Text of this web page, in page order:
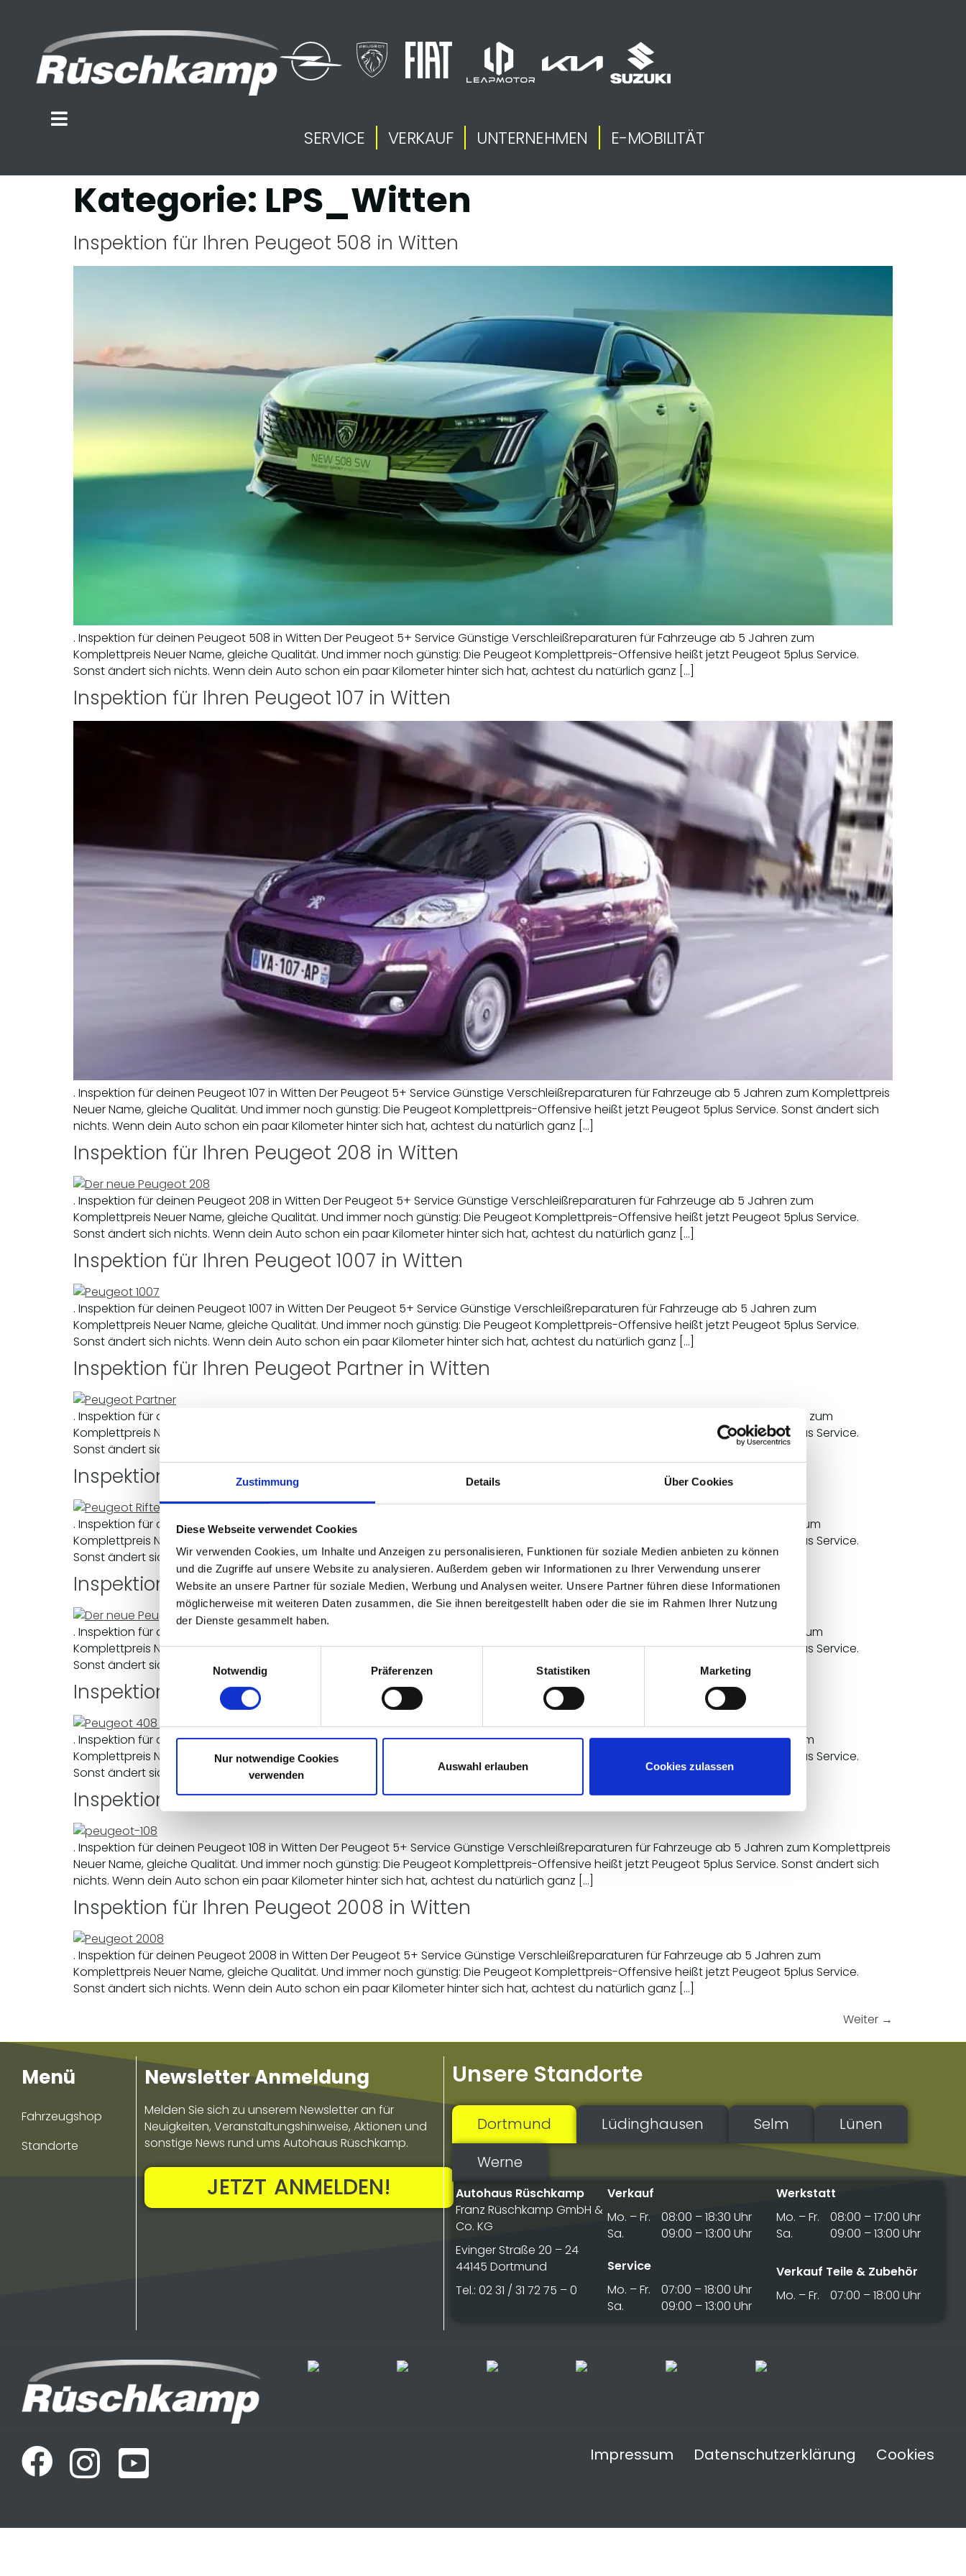
Zustimmung Details Über Cookies
Diese Webseite verwendet Cookies
Wir verwenden Cookies, um Inhalte und Anzeigen zu personalisieren, Funktionen für soziale Medien anbieten zu können
und die Zugriffe auf unsere Website zu analysieren. Außerdem geben wir Informationen zu Ihrer Verwendung unserer
Website an unsere Partner für soziale Medien, Werbung und Analysen weiter. Unsere Partner führen diese Informationen
möglicherweise mit weiteren Daten zusammen, die Sie ihnen bereitgestellt haben oder die sie im Rahmen Ihrer Nutzung
der Dienste gesammelt haben.
Einwilligungsauswahl
Notwendig
Präferenzen Statistiken Marketing
Nur notwendige Cookies
verwenden
Auswahl erlauben Cookies zulassen
SERVICE VERKAUF UNTERNEHMEN E-MOBILITÄT
Kategorie: LPS_Witten
Inspektion für Ihren Peugeot 508 in Witten
. Inspektion für deinen Peugeot 508 in Witten Der Peugeot 5+ Service Günstige Verschleißreparaturen für Fahrzeuge ab 5 Jahren zum
Komplettpreis Neuer Name, gleiche Qualität. Und immer noch günstig: Die Peugeot Komplettpreis-Offensive heißt jetzt Peugeot 5plus Service.
Sonst ändert sich nichts. Wenn dein Auto schon ein paar Kilometer hinter sich hat, achtest du natürlich ganz […]
Inspektion für Ihren Peugeot 107 in Witten
. Inspektion für deinen Peugeot 107 in Witten Der Peugeot 5+ Service Günstige Verschleißreparaturen für Fahrzeuge ab 5 Jahren zum Komplettpreis
Neuer Name, gleiche Qualität. Und immer noch günstig: Die Peugeot Komplettpreis-Offensive heißt jetzt Peugeot 5plus Service. Sonst ändert sich
nichts. Wenn dein Auto schon ein paar Kilometer hinter sich hat, achtest du natürlich ganz […]
Inspektion für Ihren Peugeot 208 in Witten
. Inspektion für deinen Peugeot 208 in Witten Der Peugeot 5+ Service Günstige Verschleißreparaturen für Fahrzeuge ab 5 Jahren zum
Komplettpreis Neuer Name, gleiche Qualität. Und immer noch günstig: Die Peugeot Komplettpreis-Offensive heißt jetzt Peugeot 5plus Service.
Sonst ändert sich nichts. Wenn dein Auto schon ein paar Kilometer hinter sich hat, achtest du natürlich ganz […]
Inspektion für Ihren Peugeot 1007 in Witten
. Inspektion für deinen Peugeot 1007 in Witten Der Peugeot 5+ Service Günstige Verschleißreparaturen für Fahrzeuge ab 5 Jahren zum
Komplettpreis Neuer Name, gleiche Qualität. Und immer noch günstig: Die Peugeot Komplettpreis-Offensive heißt jetzt Peugeot 5plus Service.
Sonst ändert sich nichts. Wenn dein Auto schon ein paar Kilometer hinter sich hat, achtest du natürlich ganz […]
Inspektion für Ihren Peugeot Partner in Witten
. Inspektion für deinen Peugeot Partner in Witten Der Peugeot 5+ Service Günstige Verschleißreparaturen für Fahrzeuge ab 5 Jahren zum
Komplettpreis Neuer Name, gleiche Qualität. Und immer noch günstig: Die Peugeot Komplettpreis-Offensive heißt jetzt Peugeot 5plus Service.
Sonst ändert sich nichts. Wenn dein Auto schon ein paar Kilometer hinter sich hat, achtest du natürlich ganz […]
Inspektion für Ihren Peugeot Rifter in Witten
. Inspektion für deinen Peugeot Rifter in Witten Der Peugeot 5+ Service Günstige Verschleißreparaturen für Fahrzeuge ab 5 Jahren zum
Komplettpreis Neuer Name, gleiche Qualität. Und immer noch günstig: Die Peugeot Komplettpreis-Offensive heißt jetzt Peugeot 5plus Service.
Sonst ändert sich nichts. Wenn dein Auto schon ein paar Kilometer hinter sich hat, achtest du natürlich ganz […]
Inspektion für Ihren Peugeot Boxer in Witten
. Inspektion für deinen Peugeot Boxer in Witten Der Peugeot 5+ Service Günstige Verschleißreparaturen für Fahrzeuge ab 5 Jahren zum
Komplettpreis Neuer Name, gleiche Qualität. Und immer noch günstig: Die Peugeot Komplettpreis-Offensive heißt jetzt Peugeot 5plus Service.
Sonst ändert sich nichts. Wenn dein Auto schon ein paar Kilometer hinter sich hat, achtest du natürlich ganz […]
Inspektion für Ihren Peugeot 408 in Witten
. Inspektion für deinen Peugeot 408 in Witten Der Peugeot 5+ Service Günstige Verschleißreparaturen für Fahrzeuge ab 5 Jahren zum
Komplettpreis Neuer Name, gleiche Qualität. Und immer noch günstig: Die Peugeot Komplettpreis-Offensive heißt jetzt Peugeot 5plus Service.
Sonst ändert sich nichts. Wenn dein Auto schon ein paar Kilometer hinter sich hat, achtest du natürlich ganz […]
Inspektion für Ihren Peugeot 108 in Witten
. Inspektion für deinen Peugeot 108 in Witten Der Peugeot 5+ Service Günstige Verschleißreparaturen für Fahrzeuge ab 5 Jahren zum Komplettpreis
Neuer Name, gleiche Qualität. Und immer noch günstig: Die Peugeot Komplettpreis-Offensive heißt jetzt Peugeot 5plus Service. Sonst ändert sich
nichts. Wenn dein Auto schon ein paar Kilometer hinter sich hat, achtest du natürlich ganz […]
Inspektion für Ihren Peugeot 2008 in Witten
. Inspektion für deinen Peugeot 2008 in Witten Der Peugeot 5+ Service Günstige Verschleißreparaturen für Fahrzeuge ab 5 Jahren zum
Komplettpreis Neuer Name, gleiche Qualität. Und immer noch günstig: Die Peugeot Komplettpreis-Offensive heißt jetzt Peugeot 5plus Service.
Sonst ändert sich nichts. Wenn dein Auto schon ein paar Kilometer hinter sich hat, achtest du natürlich ganz […]
Weiter →
Menü
Fahrzeugshop
Standorte
Newsletter Anmeldung
Melden Sie sich zu unserem Newsletter an für
Neuigkeiten, Veranstaltungs­hinweise, Aktionen und
sonstige News rund ums Autohaus Rüschkamp.
JETZT ANMELDEN!
Unsere Standorte
Dortmund Lüdinghausen Selm
Lünen
Werne
Autohaus Rüschkamp
Franz Rüschkamp GmbH &
Co. KG
Evinger Straße 20 – 24
44145 Dortmund
Tel.: 02 31 / 31 72 75 – 0
Verkauf
Mo. – Fr.
Sa.
08:00 – 18:30 Uhr
09:00 – 13:00 Uhr
Service
Mo. – Fr.
Sa.
07:00 – 18:00 Uhr
09:00 – 13:00 Uhr
Werkstatt
Mo. – Fr.
Sa.
08:00 – 17:00 Uhr
09:00 – 13:00 Uhr
Verkauf Teile & Zubehör
Mo. – Fr.
07:00 – 18:00 Uhr
Impressum Datenschutzerklärung Cookies